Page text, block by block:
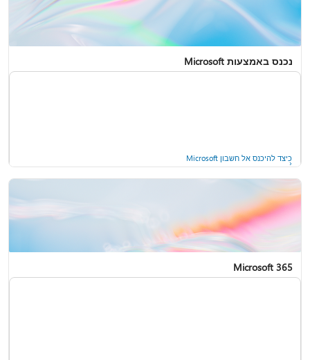
נכנס באמצעות Microsoft
כיצד להיכנס אל חשבון Microsoft
Microsoft 365